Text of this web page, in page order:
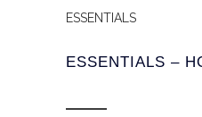
ESSENTIALS
ESSENTIALS –